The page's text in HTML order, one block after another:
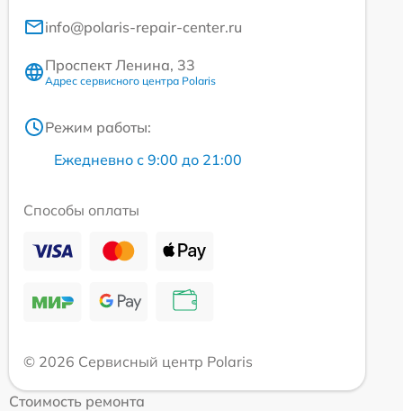
info@polaris-repair-center.ru
Проспект Ленина, 33
Адрес сервисного центра Polaris
Режим работы:
Ежедневно с 9:00 до 21:00
Способы оплаты
© 2026 Сервисный центр Polaris
Стоимость ремонта